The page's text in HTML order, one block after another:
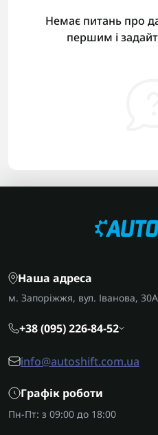
Немає питань про
першим і
Наша адреса
м. Запоріжжя, вул. Іванова, 30А
+38 (095) 226-84-52
info@autoshift.com.ua
Графік роботи
Пн-Пт: з 09:00 до 18:00